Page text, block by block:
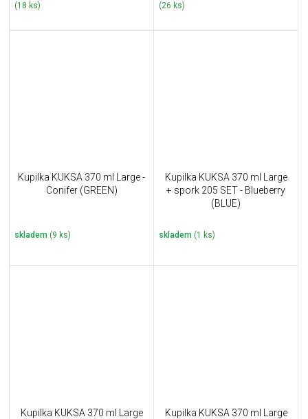
(18 ks)
(26 ks)
Kupilka KUKSA 370 ml Large -
Conifer (GREEN)
skladem (9 ks)
Kupilka KUKSA 370 ml Large
+ spork 205 SET - Blueberry
(BLUE)
skladem (1 ks)
Kupilka KUKSA 370 ml Large
Kupilka KUKSA 370 ml Large